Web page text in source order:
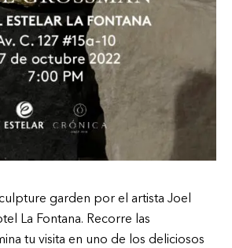
garden por el artista Joel
La Fontana. Recorre las
tu visita en uno de los deliciosos